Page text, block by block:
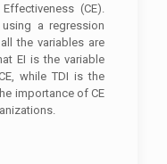
(CE).
a regression
the variables are
EI is the variable
while TDI is the
importance of CE